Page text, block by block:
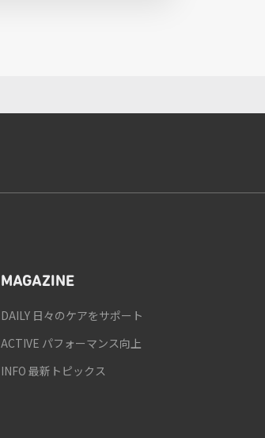
MAGAZINE
DAILY 日々のケアをサポート
ACTIVE パフォーマンス向上
INFO 最新トピックス